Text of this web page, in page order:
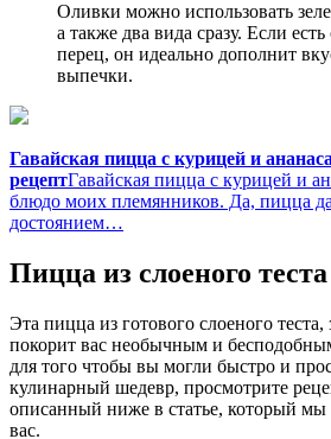
Оливки можно использовать
а также два вида сразу. Если
перец, он идеально дополнит
выпечки.
Гавайская пицца с курицей и
рецептГавайская пицца с курицей и
блюдо моих племянников. Да, пицца
достоянием…
Пицца из слоеного теста
Эта пицца из готового слоеного теста,
покорит вас необычным и
для того чтобы вы могли быстро и
кулинарный шедевр, просмотрите
описанный ниже в статье, который мы
вас.